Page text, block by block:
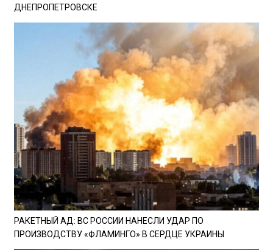
ДНЕПРОПЕТРОВСКЕ
РАКЕТНЫЙ АД: ВС РОССИИ НАНЕСЛИ УДАР ПО
ПРОИЗВОДСТВУ «ФЛАМИНГО» В СЕРДЦЕ УКРАИНЫ